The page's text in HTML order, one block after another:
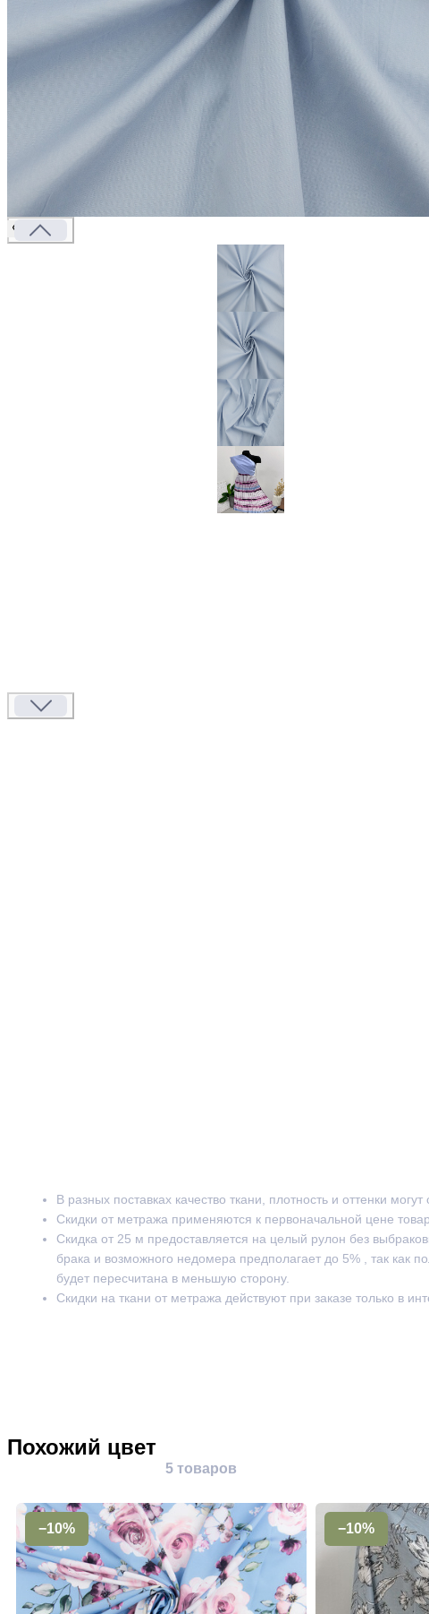
В разных поставках качество ткани, плотность и оттенки
Скидки от метража применяются к первоначальной цене
Скидка от 25 м предоставляется на целый рулон без
брака и возможного недомера предполагает до 5% , так как
будет пересчитана в меньшую сторону.
Скидки на ткани от метража действуют при заказе только в
Похожий цвет
5 товаров
−10% −10%